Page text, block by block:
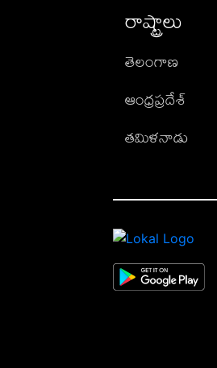
రాష్ట్రాలు
తెలంగాణ
ఆంధ్రప్రదేశ్
తమిళనాడు